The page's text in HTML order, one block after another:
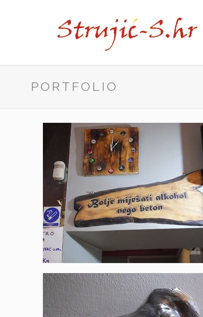
PORTFOLIO
Struja u prolazu
Čakovec
Struja u prolazu